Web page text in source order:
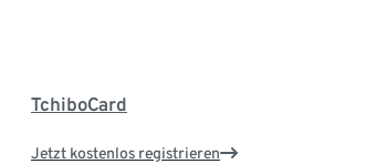
TchiboCard
Jetzt kostenlos registrieren